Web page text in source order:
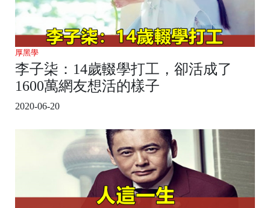
厚黑學
李子柒：14歲輟學打工，卻活成了
1600萬網友想活的樣子
2020-06-20